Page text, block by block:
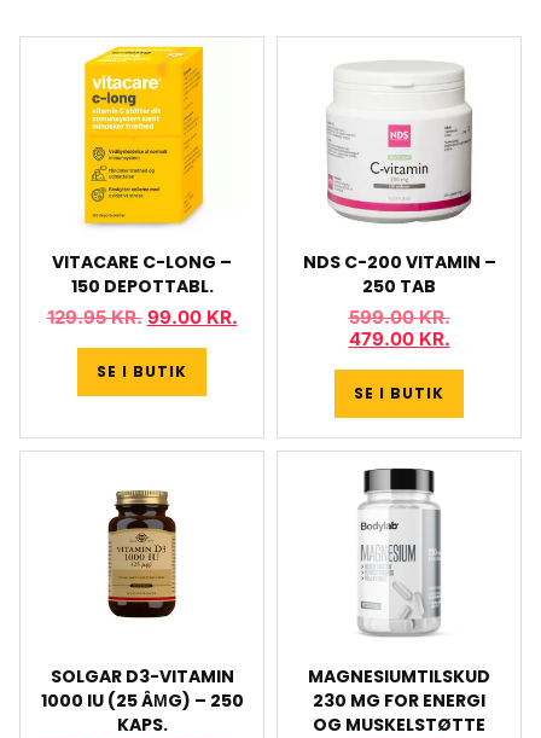
VITACARE C-LONG –
150 DEPOTTABL.
129.95KR. 99.00 KR.
SE I BUTIK
NDS C-200 VITAMIN –
250 TAB
599.00KR.
479.00 KR.
SE I BUTIK
SOLGAR D3-VITAMIN
1000 IU (25 ÂΜG) – 250
KAPS.
MAGNESIUMTILSKUD
230 MG FOR ENERGI
OG MUSKELSTØTTE